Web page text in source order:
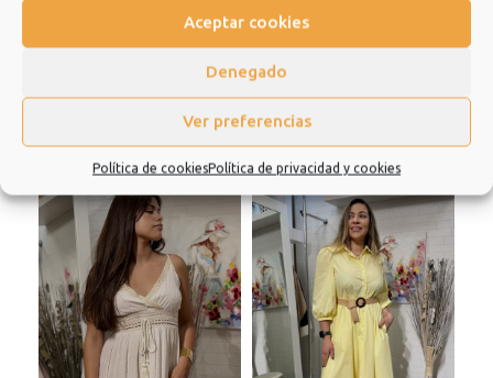
Aceptar cookies
Denegado
Ver preferencias
Política de cookiesPolítica de privacidad y cookies
Productos relacionados